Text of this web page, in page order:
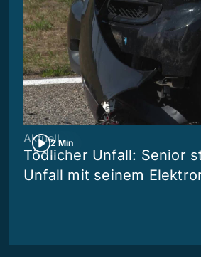
2 Min
Aktuell
Tödlicher Unfall: Senior
Unfall mit seinem